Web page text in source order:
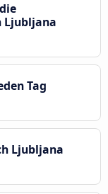
Ljubljana
Tag
Ljubljana